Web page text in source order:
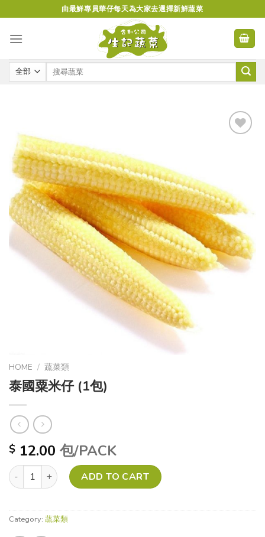
to
content
由最鮮專員華仔每天為大家去選擇新鮮蔬菜
HOME / 蔬菜類
泰國粟米仔 (1包)
$ 12.00 包/PACK
泰國粟米仔 (1包) quantityADD TO CART
Category: 蔬菜類